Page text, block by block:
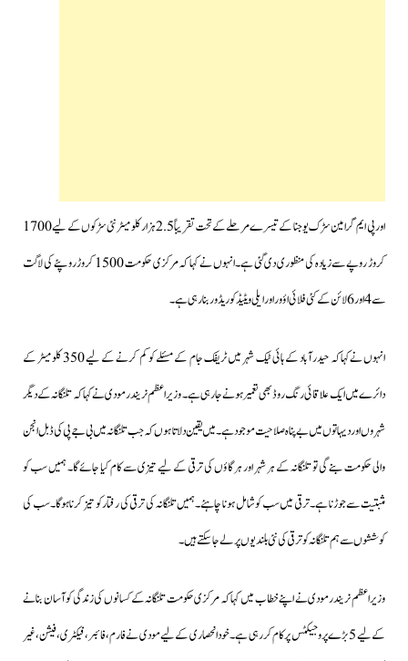
اور پی ایم گرامین سڑک یوجنا کے تیسرے مرحلے کےتحت تقریباً 2.5 ہزار کلومیٹر نئی سڑکوں کے لیے 1700
کروڑ روپے سے زیادہ کی منظوری دی گئی ہے۔انہوں نے کہا کہ مرکزی حکومت 1500 کروڑ روپئے کی لاگت
سے 4 اور 6 لائن کے کئی فلائی اؤور اور ایلی ویٹیڈ کوریڈور بنارہی ہے۔
انہوں نےکہاکہ حیدرآباد کے ہائی ٹیک شہر میں ٹریفک جام کے مسئلے کو کم کرنے کے لیے 350 کلومیٹر کے
دائرے میں ایک علاقائی رنگ روڈ بھی تعمیر ہونے جارہی ہے۔ وزیراعظم نریندرمودی نے کہاکہ تلنگانہ کےدیگر
شہروں اور دیہاتوں میں بے پناہ صلاحیت موجود ہے۔میں یقین دلاتا ہوں کہ جب تلنگانہ میں بی جے پی کی ڈبل انجن
والی حکومت بنے گی تو تلنگانہ کے ہر شہر اور ہر گاؤں کی ترقی کے لیے تیزی سے کام کیا جائے گا۔ ہمیں سب کو
مثبتیت سے جوڑنا ہے۔ترقی میں سب کو شامل ہونا چاہئے۔ہمیں تلنگانہ کی ترقی کی رفتار کو تیز کرنا ہوگا۔سب کی
کوششوں سے ہم تلنگانہ کو ترقی کی نئی بلندیوں پر لے جا سکتے ہیں۔
وزیراعظم نریندرمودی نے اپنے خطاب میں کہا کہ مرکزی حکومت تلنگانہ کے کسانوں کی زندگی کو آسان بنانے
کے لیے 5 بڑے پروجیکٹس پر کام کررہی ہے۔خود انحصاری کے لیے مودی نے فارم،فائبر،فیکٹری،فیشن،غیر